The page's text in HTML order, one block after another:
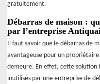
gratuitement.
Débarras de maison :
par l’entreprise
Il faut savoir que le débarras de
avantageuse pour un propriétaire
demeure. En effet, cette solution
inutilisés par une entreprise de